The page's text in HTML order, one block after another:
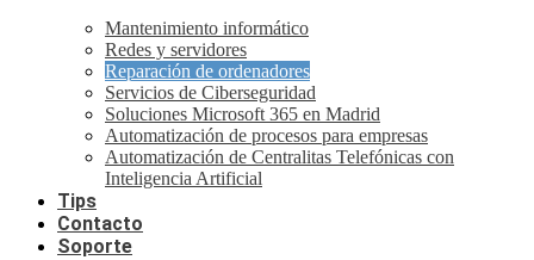
Mantenimiento informático
Redes y servidores
Reparación de ordenadores
Servicios de Ciberseguridad
Soluciones Microsoft 365 en Madrid
Automatización de procesos para empresas
Automatización de Centralitas Telefónicas con
Inteligencia Artificial
Tips
Contacto
Soporte